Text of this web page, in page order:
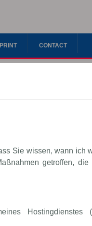
CONTACT
Sie wissen, wann ich
getroffen,
Hostingdienstes